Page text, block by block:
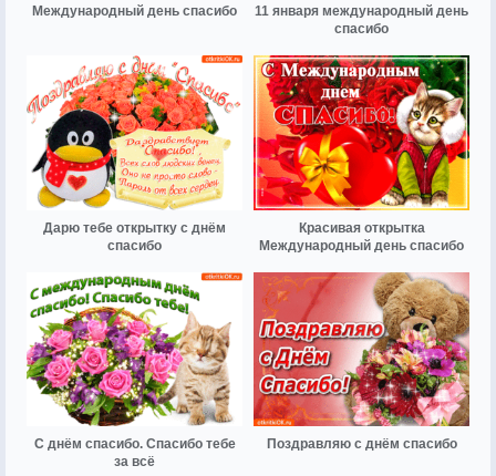
Международный день спасибо
11 января международный день
спасибо
Дарю тебе открытку с днём
спасибо
Красивая открытка
Международный день спасибо
С днём спасибо. Спасибо тебе
за всё
Поздравляю с днём спасибо